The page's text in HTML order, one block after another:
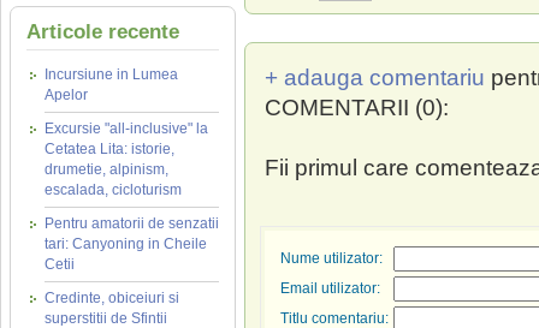
Articole recente
Incursiune in Lumea
Apelor
Excursie "all-inclusive" la
Cetatea Lita: istorie,
drumetie, alpinism,
escalada, cicloturism
Pentru amatorii de senzatii
tari: Canyoning in Cheile
Cetii
Credinte, obiceiuri si
superstitii de Sfintii
+ adauga comentariu
COMENTARII (0):
Fii primul care
Nume utilizator:
Email utilizator:
Titlu comentariu: